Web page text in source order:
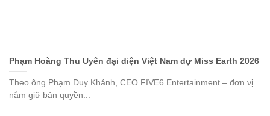
Phạm Hoàng Thu Uyên đại diện Việt Nam dự Miss Earth 2026
Theo ông Phạm Duy Khánh, CEO FIVE6 Entertainment – đơn vị
nắm giữ bản quyền...